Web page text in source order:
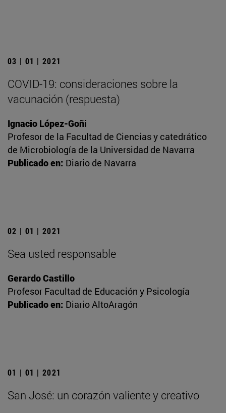
03 | 01 | 2021
COVID-19: consideraciones sobre la
vacunación (respuesta)
Ignacio López-Goñi
Profesor de la Facultad de Ciencias y catedrático
de Microbiología de la Universidad de Navarra
Publicado en: Diario de Navarra
02 | 01 | 2021
Sea usted responsable
Gerardo Castillo
Profesor Facultad de Educación y Psicología
Publicado en: Diario AltoAragón
01 | 01 | 2021
San José: un corazón valiente y creativo